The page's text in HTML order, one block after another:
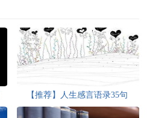
【推荐】人生感言语录35句